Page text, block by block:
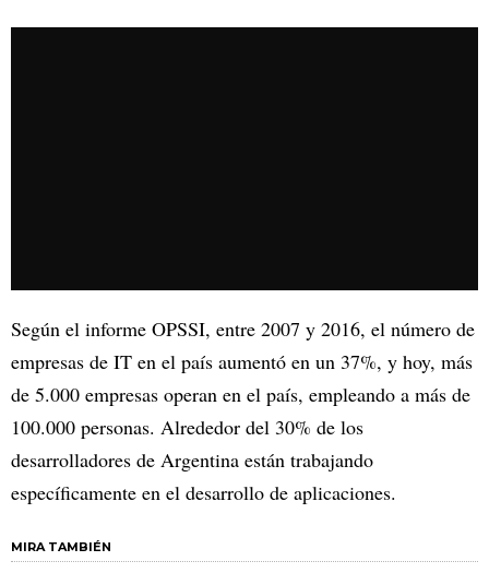
Según el informe OPSSI, entre 2007 y 2016, el número de
empresas de IT en el país aumentó en un 37%, y hoy, más
de 5.000 empresas operan en el país, empleando a más de
100.000 personas. Alrededor del 30% de los
desarrolladores de Argentina están trabajando
específicamente en el desarrollo de aplicaciones.
MIRA TAMBIÉN